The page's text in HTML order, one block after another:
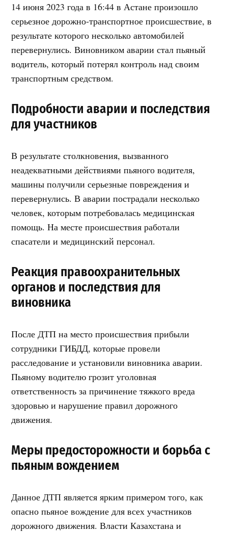
14 июня 2023 года в 16:44 в Астане произошло
серьезное дорожно-транспортное происшествие, в
результате которого несколько автомобилей
перевернулись. Виновником аварии стал пьяный
водитель, который потерял контроль над своим
транспортным средством.
Подробности аварии и последствия
для участников
В результате столкновения, вызванного
неадекватными действиями пьяного водителя,
машины получили серьезные повреждения и
перевернулись. В аварии пострадали несколько
человек, которым потребовалась медицинская
помощь. На месте происшествия работали
спасатели и медицинский персонал.
Реакция правоохранительных
органов и последствия для
виновника
После ДТП на место происшествия прибыли
сотрудники ГИБДД, которые провели
расследование и установили виновника аварии.
Пьяному водителю грозит уголовная
ответственность за причинение тяжкого вреда
здоровью и нарушение правил дорожного
движения.
Меры предосторожности и борьба с
пьяным вождением
Данное ДТП является ярким примером того, как
опасно пьяное вождение для всех участников
дорожного движения. Власти Казахстана и